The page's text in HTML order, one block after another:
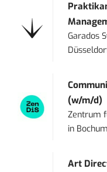
Garados
(w/m/d)
Zentrum
in Bochum
Art